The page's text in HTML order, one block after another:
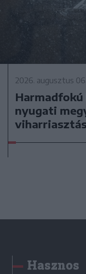
2026. augusztus
nyugati
Hasznos